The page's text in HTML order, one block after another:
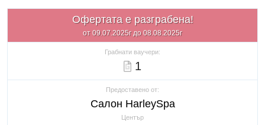
Офертата е разграбена!
от 09.07.2025г до 08.08.2025г
Грабнати ваучери:
1
Предоставено от:
Салон HarleySpa
Център